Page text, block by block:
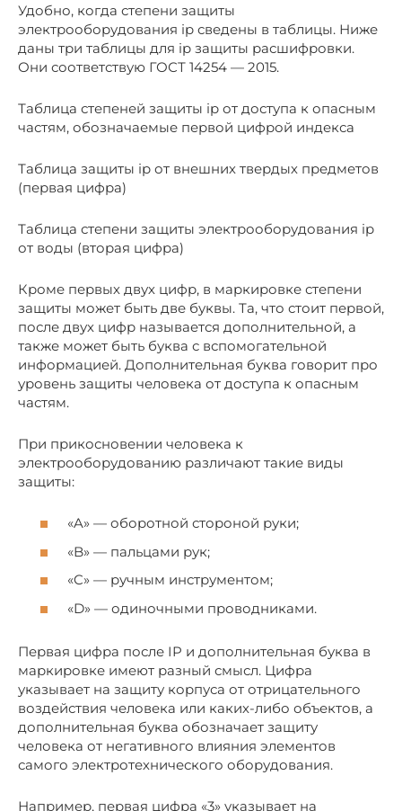
Удобно, когда степени защиты
электрооборудования ip сведены в таблицы. Ниже
даны три таблицы для ip защиты расшифровки.
Они соответствую ГОСТ 14254 — 2015.
Таблица степеней защиты ip от доступа к опасным
частям, обозначаемые первой цифрой индекса
Таблица защиты ip от внешних твердых предметов
(первая цифра)
Таблица степени защиты электрооборудования ip
от воды (вторая цифра)
Кроме первых двух цифр, в маркировке степени
защиты может быть две буквы. Та, что стоит первой,
после двух цифр называется дополнительной, а
также может быть буква с вспомогательной
информацией. Дополнительная буква говорит про
уровень защиты человека от доступа к опасным
частям.
При прикосновении человека к
электрооборудованию различают такие виды
защиты:
«A» — оборотной стороной руки;
«B» — пальцами рук;
«C» — ручным инструментом;
«D» — одиночными проводниками.
Первая цифра после IP и дополнительная буква в
маркировке имеют разный смысл. Цифра
указывает на защиту корпуса от отрицательного
воздействия человека или каких-либо объектов, а
дополнительная буква обозначает защиту
человека от негативного влияния элементов
самого электротехнического оборудования.
Например, первая цифра «3» указывает на